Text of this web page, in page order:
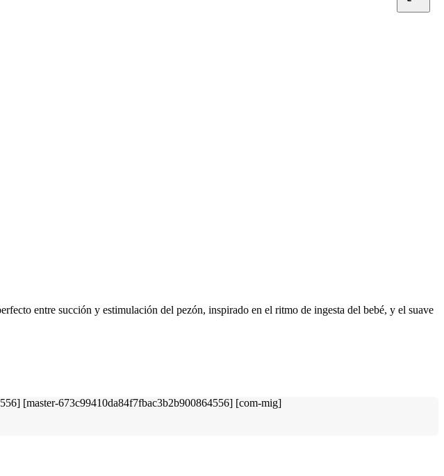
entre succión y estimulación del pezón, inspirado en el ritmo de ingesta del bebé, y el suave